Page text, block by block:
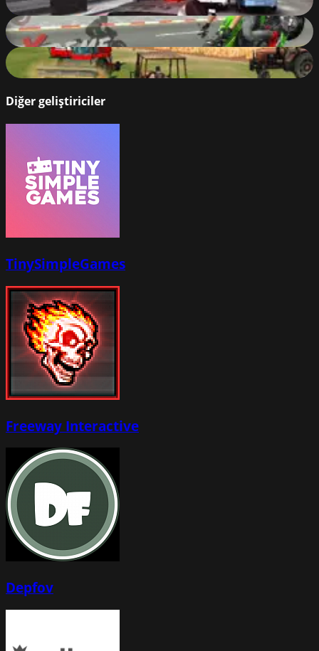
78%
Xtreme Motorbikes
93
%
The Farmer 3D
84
%
Diğer geliştiriciler
TinySimpleGames
Freeway Interactive
Depfov